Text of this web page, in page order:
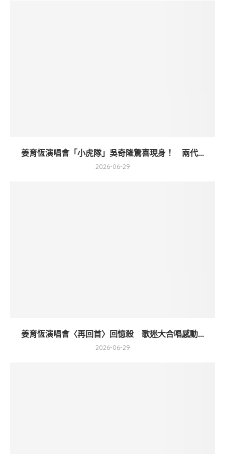
姜育恆演唱會「小虎隊」吳奇隆驚喜現身！ 兩代...
2026-06-29
姜育恆演唱會〈再回首〉回憶殺 歌迷大合唱感動...
2026-06-29